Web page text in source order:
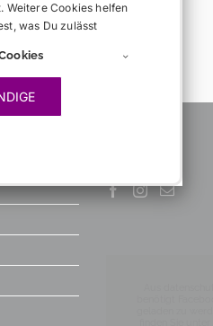
Weitere Cookies helfen
was Du zulässt